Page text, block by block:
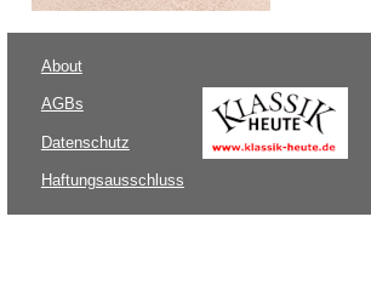
About
AGBs
Datenschutz
Haftungsausschluss